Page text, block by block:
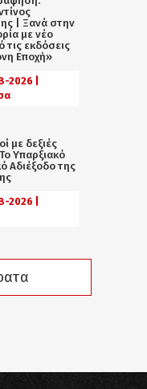
| Ξανά στην
με νέο
τις εκδόσεις
Εποχή»
2026 |
με δεξιές
Υπαρξιακό
Αδιέξοδο της
2026 |